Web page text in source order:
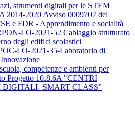
strumenti digitali per le STEM
2014-2020 Avviso 0009707 del
e FDR - Apprendimento e socialità
LO-2021-52 Cablaggio strutturato
degli edifici scolastici
LO-2021-35-Laboratorio di
competenze e ambienti per
Progetto 10.8.6A "CENTRI
DIGITALI- SMART CLASS”